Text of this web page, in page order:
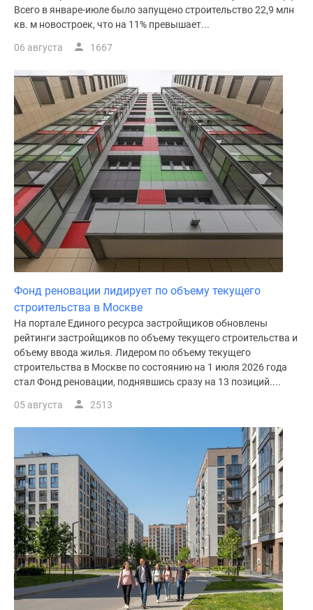
Всего в январе-июле было запущено строительство 22,9 млн
кв. м новостроек, что на 11% превышает...
06 августа 1667
Фонд реновации лидирует по объему текущего
строительства в Москве
На портале Единого ресурса застройщиков обновлены
рейтинги застройщиков по объему текущего строительства и
объему ввода жилья. Лидером по объему текущего
строительства в Москве по состоянию на 1 июля 2026 года
стал Фонд реновации, поднявшись сразу на 13 позиций....
05 августа 2513